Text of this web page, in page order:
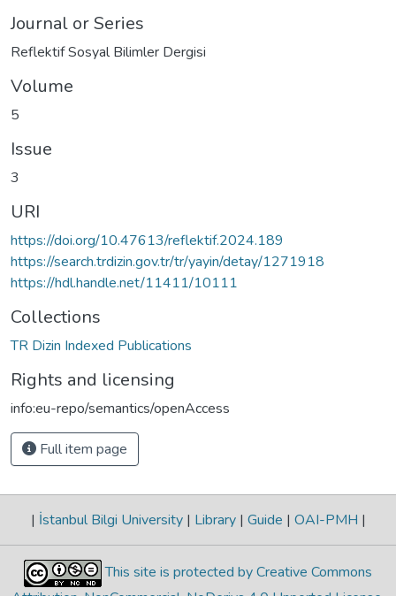
Journal or Series
Reflektif Sosyal Bilimler Dergisi
Volume
5
Issue
3
URI
https://doi.org/10.47613/reflektif.2024.189
https://search.trdizin.gov.tr/tr/yayin/detay/1271918
https://hdl.handle.net/11411/10111
Collections
TR Dizin Indexed Publications
Rights and licensing
info:eu-repo/semantics/openAccess
Full item page
| İstanbul Bilgi University | Library | Guide | OAI-PMH |
This site is protected by Creative Commons